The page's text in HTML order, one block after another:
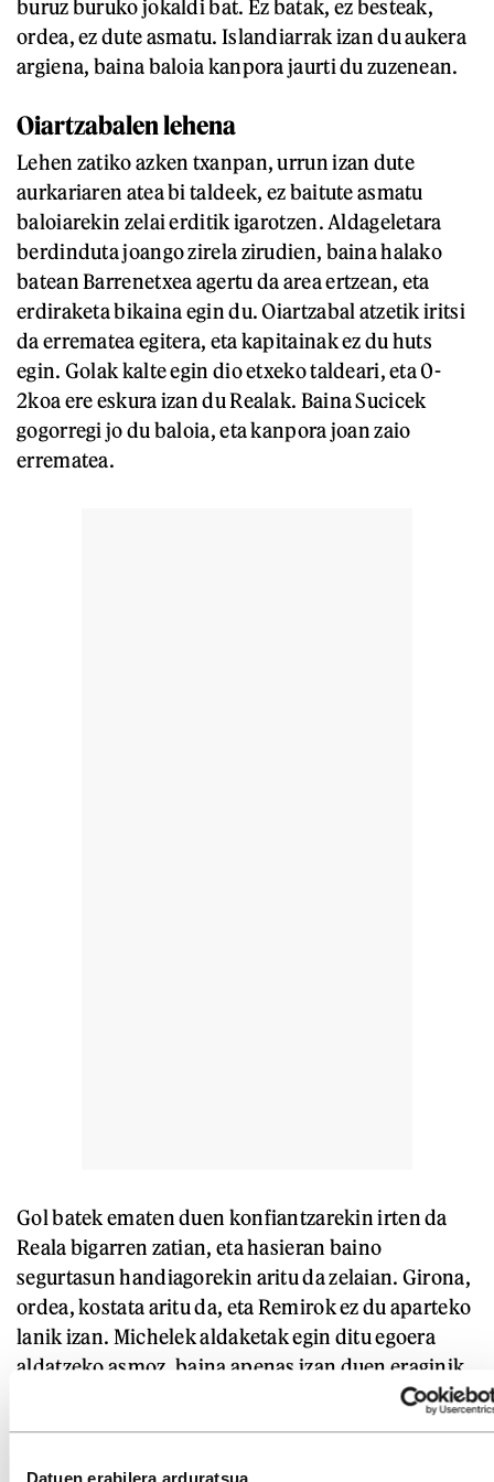
Datuen erabilera arduratsua
buruz buruko jokaldi bat. Ez batak, ez besteak,
ordea, ez dute asmatu. Islandiarrak izan du aukera
argiena, baina baloia kanpora jaurti du zuzenean.
Oiartzabalen lehena
Lehen zatiko azken txanpan, urrun izan dute
aurkariaren atea bi taldeek, ez baitute asmatu
baloiarekin zelai erditik igarotzen. Aldageletara
berdinduta joango zirela zirudien, baina halako
batean Barrenetxea agertu da area ertzean, eta
erdiraketa bikaina egin du. Oiartzabal atzetik iritsi
da errematea egitera, eta kapitainak ez du huts
egin. Golak kalte egin dio etxeko taldeari, eta 0-
2koa ere eskura izan du Realak. Baina Sucicek
gogorregi jo du baloia, eta kanpora joan zaio
errematea.
Gol batek ematen duen konfiantzarekin irten da
Reala bigarren zatian, eta hasieran baino
segurtasun handiagorekin aritu da zelaian. Girona,
ordea, kostata aritu da, eta Remirok ez du aparteko
lanik izan. Michelek aldaketak egin ditu egoera
aldatzeko asmoz, baina apenas izan duen eraginik
taldearen jokoan. Realak kontrolpean zuen
partida, eta, batez ere, Gironaren aukera bakanak